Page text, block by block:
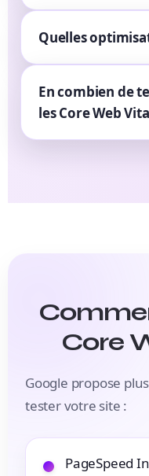
Quelles
En combien de
les Core Web
Core
Google propose
tester votre site :
PageSpeed